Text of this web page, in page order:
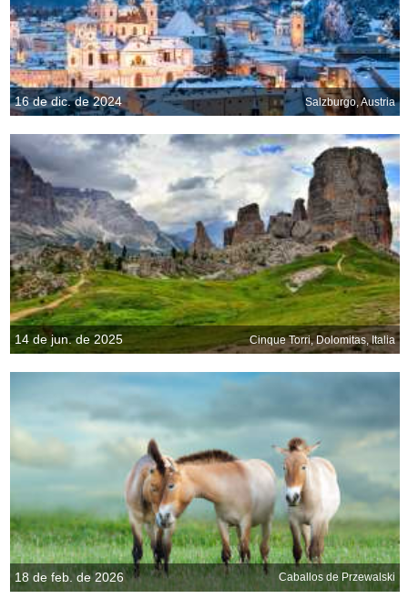
16 de dic. de 2024 Salzburgo, Austria
14 de jun. de 2025 Cinque Torri, Dolomitas, Italia
18 de feb. de 2026 Caballos de Przewalski